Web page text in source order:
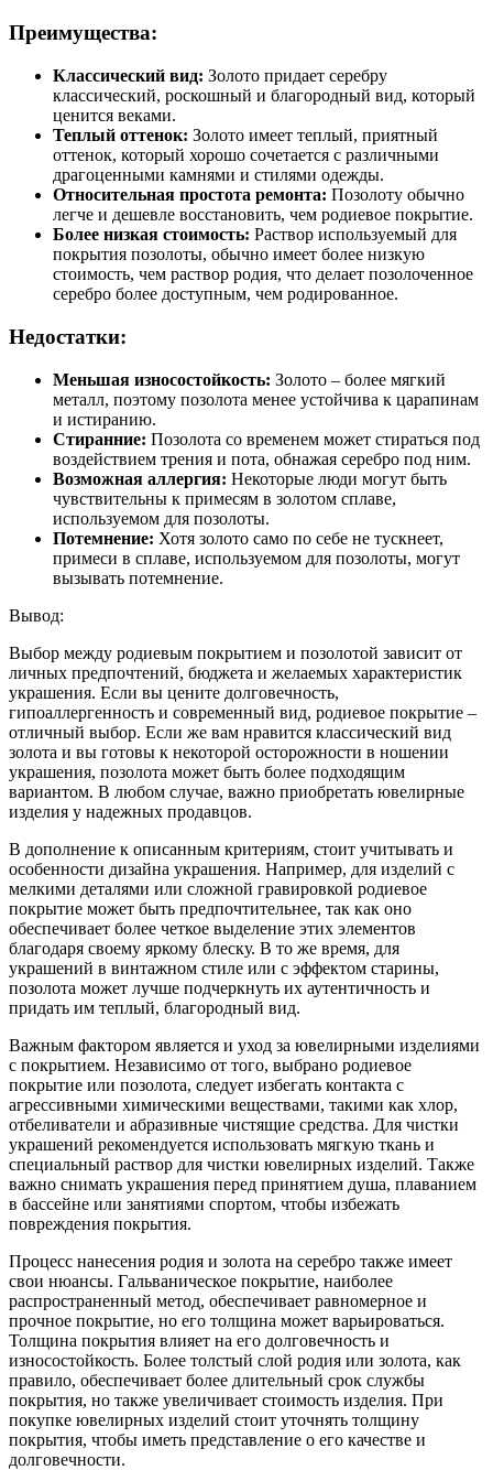
Преимущества:
Классический вид: Золото придает серебру
классический, роскошный и благородный вид, который
ценится веками.
Теплый оттенок: Золото имеет теплый, приятный
оттенок, который хорошо сочетается с различными
драгоценными камнями и стилями одежды.
Относительная простота ремонта: Позолоту обычно
легче и дешевле восстановить, чем родиевое покрытие.
Более низкая стоимость: Раствор используемый для
покрытия позолоты, обычно имеет более низкую
стоимость, чем раствор родия, что делает позолоченное
серебро более доступным, чем родированное.
Недостатки:
Меньшая износостойкость: Золото – более мягкий
металл, поэтому позолота менее устойчива к царапинам
и истиранию.
Стиранние: Позолота со временем может стираться под
воздействием трения и пота, обнажая серебро под ним.
Возможная аллергия: Некоторые люди могут быть
чувствительны к примесям в золотом сплаве,
используемом для позолоты.
Потемнение: Хотя золото само по себе не тускнеет,
примеси в сплаве, используемом для позолоты, могут
вызывать потемнение.
Вывод:
Выбор между родиевым покрытием и позолотой зависит от
личных предпочтений, бюджета и желаемых характеристик
украшения. Если вы цените долговечность,
гипоаллергенность и современный вид, родиевое покрытие –
отличный выбор. Если же вам нравится классический вид
золота и вы готовы к некоторой осторожности в ношении
украшения, позолота может быть более подходящим
вариантом. В любом случае, важно приобретать ювелирные
изделия у надежных продавцов.
В дополнение к описанным критериям, стоит учитывать и
особенности дизайна украшения. Например, для изделий с
мелкими деталями или сложной гравировкой родиевое
покрытие может быть предпочтительнее, так как оно
обеспечивает более четкое выделение этих элементов
благодаря своему яркому блеску. В то же время, для
украшений в винтажном стиле или с эффектом старины,
позолота может лучше подчеркнуть их аутентичность и
придать им теплый, благородный вид.
Важным фактором является и уход за ювелирными изделиями
с покрытием. Независимо от того, выбрано родиевое
покрытие или позолота, следует избегать контакта с
агрессивными химическими веществами, такими как хлор,
отбеливатели и абразивные чистящие средства. Для чистки
украшений рекомендуется использовать мягкую ткань и
специальный раствор для чистки ювелирных изделий. Также
важно снимать украшения перед принятием душа, плаванием
в бассейне или занятиями спортом, чтобы избежать
повреждения покрытия.
Процесс нанесения родия и золота на серебро также имеет
свои нюансы. Гальваническое покрытие, наиболее
распространенный метод, обеспечивает равномерное и
прочное покрытие, но его толщина может варьироваться.
Толщина покрытия влияет на его долговечность и
износостойкость. Более толстый слой родия или золота, как
правило, обеспечивает более длительный срок службы
покрытия, но также увеличивает стоимость изделия. При
покупке ювелирных изделий стоит уточнять толщину
покрытия, чтобы иметь представление о его качестве и
долговечности.